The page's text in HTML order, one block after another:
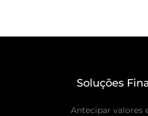
Soluções
Antecipar valores